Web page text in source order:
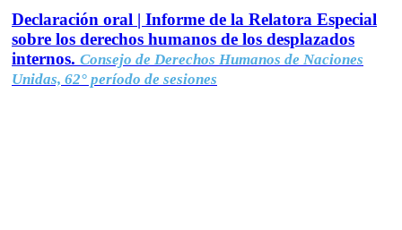
Declaración oral | Informe de la Relatora Especial
sobre los derechos humanos de los desplazados
internos. Consejo de Derechos Humanos de Naciones
Unidas, 62° período de sesiones